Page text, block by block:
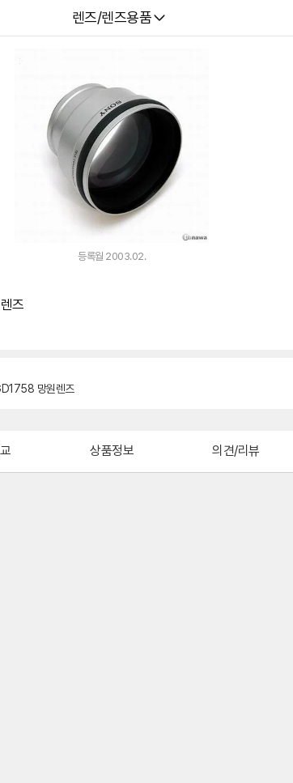
다나와
렌즈/렌즈용품
등록월 2003.02.
즈
망원렌즈
상품정보 의견/리뷰